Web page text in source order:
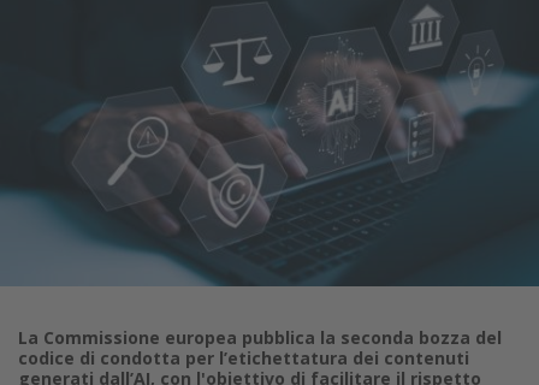
La Commissione europea pubblica la seconda bozza del
codice di condotta per l’etichettatura dei contenuti
generati dall’AI, con l'obiettivo di facilitare il rispetto